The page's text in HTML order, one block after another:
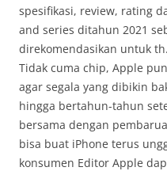
spesifikasi, review, rating
and series ditahun 2021
direkomendasikan untuk
Tidak cuma chip, Apple
agar segala yang dibikin
hingga bertahun-tahun
bersama dengan
bisa buat iPhone terus
konsumen Editor Apple